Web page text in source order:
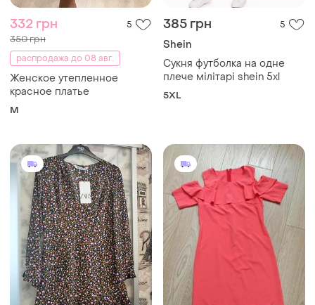
332 грн 5
350 грн
распродажа до 08 авг.
Женское утепленное
красное платье
M
385 грн 5
Shein
Сукня футболка на одне
плече мілітарі shein 5xl
5XL